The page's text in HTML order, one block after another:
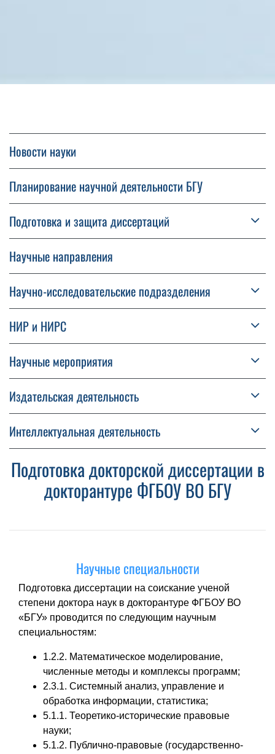
Новости науки
Планирование научной деятельности БГУ
Подготовка и защита диссертаций
Научные направления
Научно-исследовательские подразделения
НИР и НИРС
Научные мероприятия
Издательская деятельность
Интеллектуальная деятельность
Подготовка докторской диссертации в
докторантуре ФГБОУ ВО БГУ
Научные специальности
Подготовка диссертации на соискание ученой
степени доктора наук в докторантуре ФГБОУ ВО
«БГУ» проводится по следующим научным
специальностям:
1.2.2. Математическое моделирование,
численные методы и комплексы программ;
2.3.1. Системный анализ, управление и
обработка информации, статистика;
5.1.1. Теоретико-исторические правовые
науки;
5.1.2. Публично-правовые (государственно-